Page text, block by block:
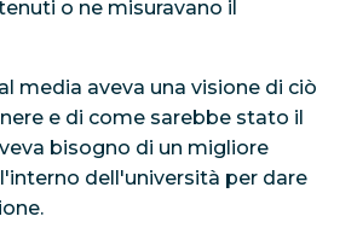
o ne misuravano il
media aveva una visione di ciò
e di come sarebbe stato il
bisogno di un migliore
dell'università per dare